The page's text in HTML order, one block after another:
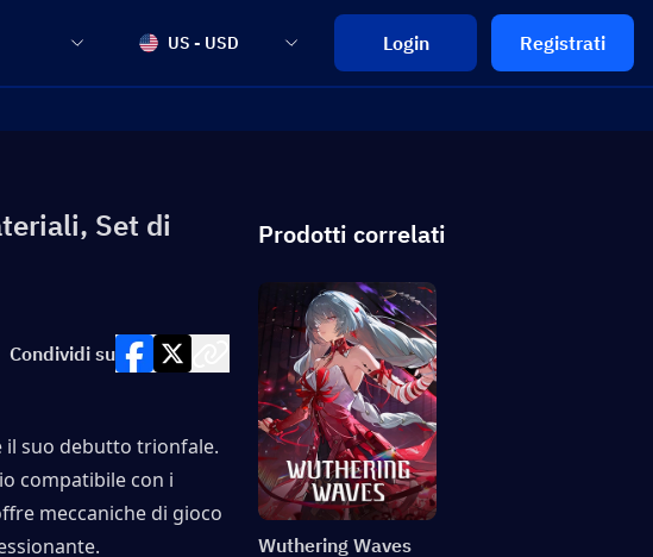
US - USD Login Registrati
Set di
Condividi su
il suo debutto trionfale.
compatibile con i
meccaniche di gioco
Prodotti correlati
Wuthering Waves